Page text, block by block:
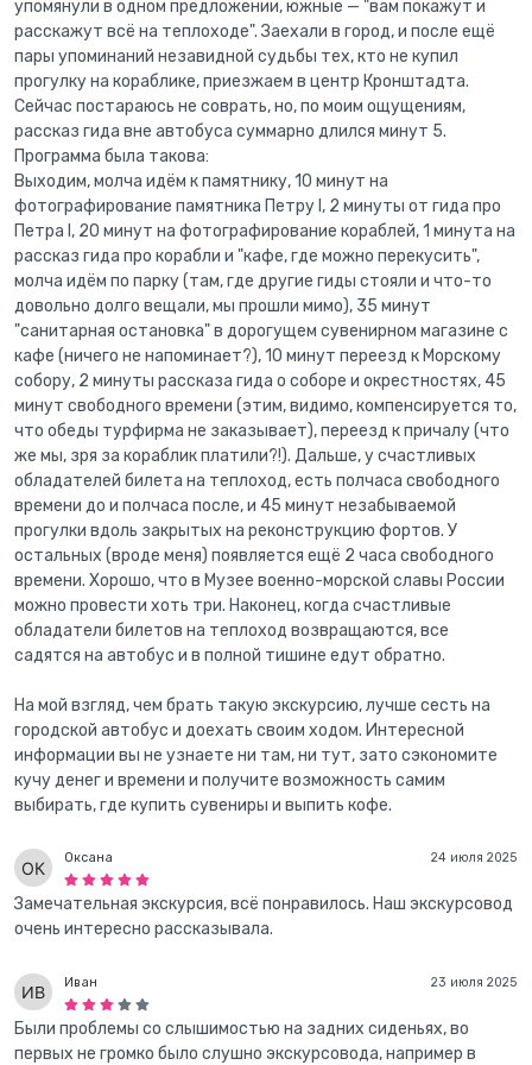
упомянули в одном предложении, южные — "вам покажут и
расскажут всё на теплоходе". Заехали в город, и после ещё
пары упоминаний незавидной судьбы тех, кто не купил
прогулку на кораблике, приезжаем в центр Кронштадта.
Сейчас постараюсь не соврать, но, по моим ощущениям,
рассказ гида вне автобуса суммарно длился минут 5.
Программа была такова:
Выходим, молча идём к памятнику, 10 минут на
фотографирование памятника Петру I, 2 минуты от гида про
Петра I, 20 минут на фотографирование кораблей, 1 минута на
рассказ гида про корабли и "кафе, где можно перекусить",
молча идём по парку (там, где другие гиды стояли и что-то
довольно долго вещали, мы прошли мимо), 35 минут
"санитарная остановка" в дорогущем сувенирном магазине с
кафе (ничего не напоминает?), 10 минут переезд к Морскому
собору, 2 минуты рассказа гида о соборе и окрестностях, 45
минут свободного времени (этим, видимо, компенсируется то,
что обеды турфирма не заказывает), переезд к причалу (что
же мы, зря за кораблик платили?!). Дальше, у счастливых
обладателей билета на теплоход, есть полчаса свободного
времени до и полчаса после, и 45 минут незабываемой
прогулки вдоль закрытых на реконструкцию фортов. У
остальных (вроде меня) появляется ещё 2 часа свободного
времени. Хорошо, что в Музее военно-морской славы России
можно провести хоть три. Наконец, когда счастливые
обладатели билетов на теплоход возвращаются, все
садятся на автобус и в полной тишине едут обратно.
На мой взгляд, чем брать такую экскурсию, лучше сесть на
городской автобус и доехать своим ходом. Интересной
информации вы не узнаете ни там, ни тут, зато сэкономите
кучу денег и времени и получите возможность самим
выбирать, где купить сувениры и выпить кофе.
24 июля 2025
Оксана
Замечательная экскурсия, всë понравилось. Наш экскурсовод
очень интересно рассказывала.
23 июля 2025
Иван
Были проблемы со слышимостью на задних сиденьях, во
первых не громко было слушно экскурсовода, например в